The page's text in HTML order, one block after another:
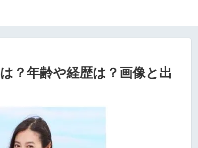
？年齢や経歴は？画像と出